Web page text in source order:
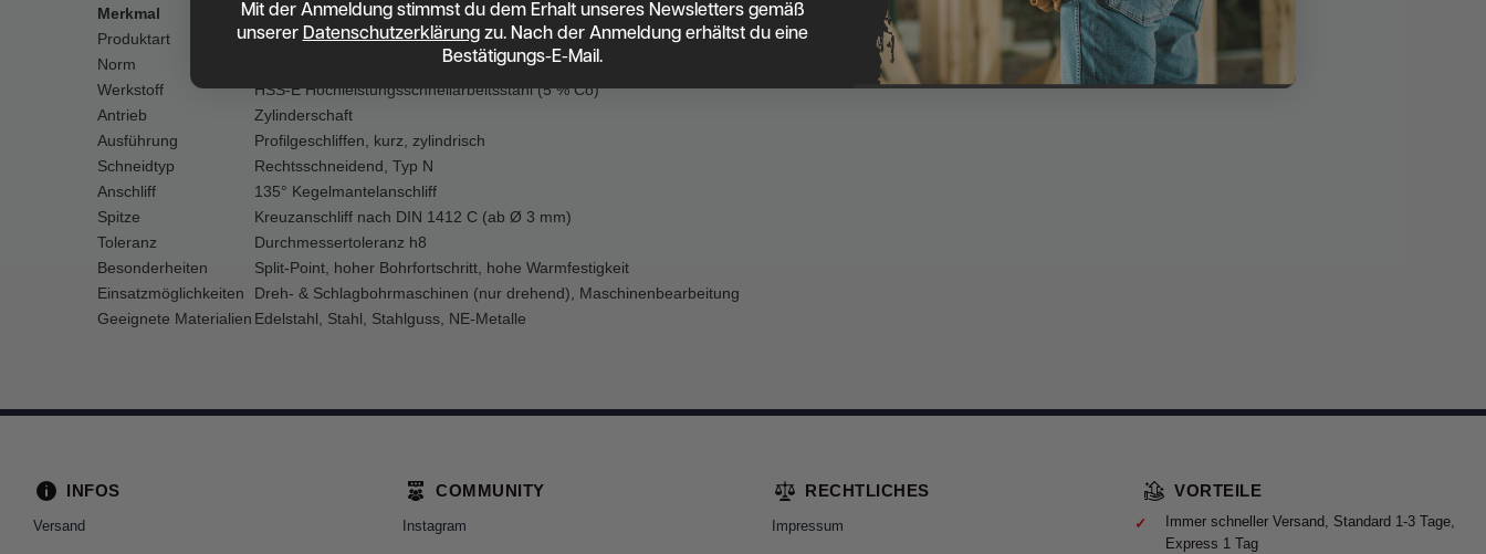
Merkmal
Wert
Produktart
HSS-E Metallbohrer-Set (Cobalt)
Norm
Werkstoff
HSS-E Hochleistungsschnellarbeitsstahl (5 % Co)
Antrieb
Zylinderschaft
Ausführung
Profilgeschliffen, kurz, zylindrisch
Schneidtyp
Rechtsschneidend, Typ N
Anschliff
135° Kegelmantelanschliff
Spitze
Kreuzanschliff nach DIN 1412 C (ab Ø 3 mm)
Toleranz
Durchmessertoleranz h8
Besonderheiten
Split-Point, hoher Bohrfortschritt, hohe Warmfestigkeit
Einsatzmöglichkeiten
Dreh- & Schlagbohrmaschinen (nur drehend), Maschinenbearbeitung
Geeignete Materialien Edelstahl, Stahl, Stahlguss, NE-Metalle
INFOS
Versand
COMMUNITY
Instagram
RECHTLICHES
Impressum
VORTEILE
Immer schneller Versand, Standard 1-3 Tage,
Express 1 Tag
Mit der Anmeldung stimmst du dem Erhalt unseres Newsletters gemäß
unserer Datenschutzerklärungzu. Nach der Anmeldung erhältst du eine
Bestätigungs-E-Mail.